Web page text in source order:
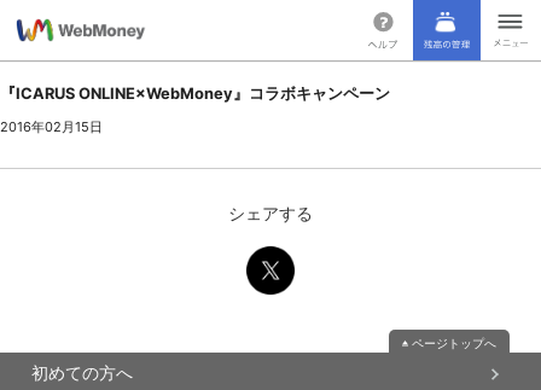
『ICARUS ONLINE×WebMoney』コラボキャンペーン
2016年02月15日
シェアする
ページトップへ
初めての方へ